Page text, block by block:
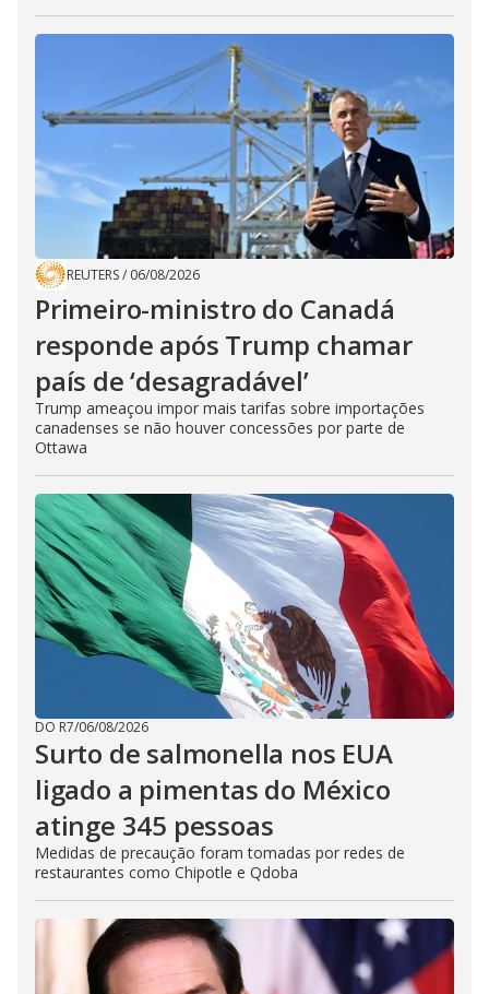
REUTERS/ 06/08/2026
Primeiro-ministro do Canadá
responde após Trump chamar
país de ‘desagradável’
Trump ameaçou impor mais tarifas sobre importações
canadenses se não houver concessões por parte de
Ottawa
DO R7/06/08/2026
Surto de salmonella nos EUA
ligado a pimentas do México
atinge 345 pessoas
Medidas de precaução foram tomadas por redes de
restaurantes como Chipotle e Qdoba